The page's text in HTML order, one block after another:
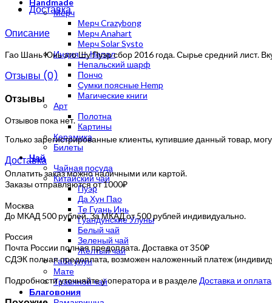
Handmade
Мерч
Мерч Crazybong
Мерч Anahart
Мерч Solar Systo
Индия — Непал
Непальский шарф
Пончо
Сумки поясные Hemp
Магические книги
Арт
Полотна
Картины
Керамика
Билеты
Чай
Чайная посуда
Китайский чай
Пуэр
Да Хун Пао
Те Гуань Инь
Гуандунские Улуны
Белый чай
Зеленый чай
Желтый чай
Габа улун
Мате
Травяной чай
Благовония
Доставка
Описание
Гао Шань Юнь это Шу Пуэр сбор 2016 года. Сырье средний лист.
Отзывы (0)
Отзывы
Отзывов пока нет.
Только зарегистрированные клиенты, купившие данный товар,
Доставка
Оплатить заказ можно наличными или картой.
Заказы отправляются от 1000₽
Москва
До МКАД 500 рублей. За МКАД от 500 рублей индивидуально.
Россия
Почта России полная предоплата. Доставка от 350₽
СДЭК полная предоплата, возможен наложенный платеж
Подробности уточняйте у оператора и в разделе Доставка и оплата